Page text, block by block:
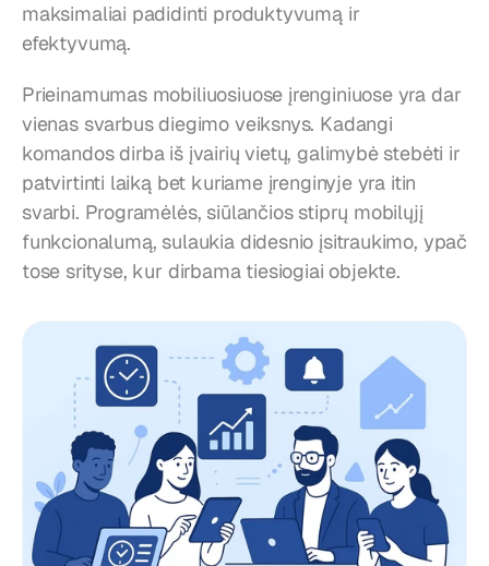
maksimaliai padidinti produktyvumą ir
efektyvumą.
Prieinamumas mobiliuosiuose įrenginiuose yra dar
vienas svarbus diegimo veiksnys. Kadangi
komandos dirba iš įvairių vietų, galimybė stebėti ir
patvirtinti laiką bet kuriame įrenginyje yra itin
svarbi. Programėlės, siūlančios stiprų mobilųjį
funkcionalumą, sulaukia didesnio įsitraukimo, ypač
tose srityse, kur dirbama tiesiogiai objekte.